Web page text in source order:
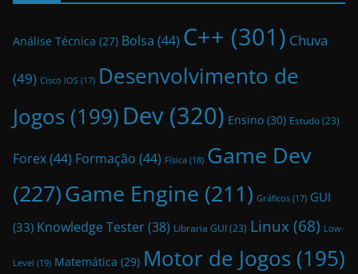
Análise Técnica (27) Bolsa (44) C++ (301) Chuva
(49) Cisco IOS (17) Desenvolvimento de
Jogos (199)Dev(320) Ensino (30) Estudo(23)
Forex(44) Formação (44) Física (18) Game Dev
(227)Game Engine (211) Gráficos (17) GUI
(33) Knowledge Tester(38) Libraria GUI(23) Linux(68) Low-
Level (19) Matemática (29) Motor de Jogos (195)